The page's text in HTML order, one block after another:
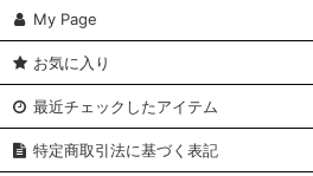
My Page
お気に入り
最近チェックしたアイテム
特定商取引法に基づく表記